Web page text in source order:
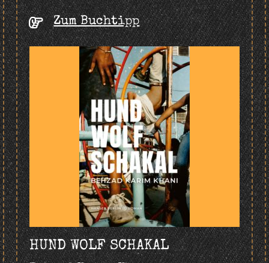
Zum Buchtipp
HUND WOLF SCHAKAL